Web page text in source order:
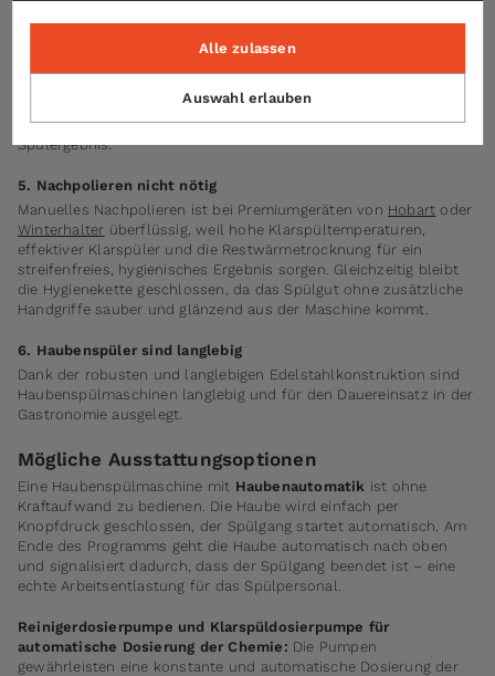
Sauberkeit und Hygiene. Unsere Durchschubspülmaschinen
erfüllen höchste Ansprüche an Wirtschaftlichkeit und
Spülergebnis.
5. Nachpolieren nicht nötig
Manuelles Nachpolieren ist bei Premiumgeräten von Hobart oder
Winterhalter überflüssig, weil hohe Klarspültemperaturen,
effektiver Klarspüler und die Restwärmetrocknung für ein
streifenfreies, hygienisches Ergebnis sorgen. Gleichzeitig bleibt
die Hygienekette geschlossen, da das Spülgut ohne zusätzliche
Handgriffe sauber und glänzend aus der Maschine kommt.
6. Haubenspüler sind langlebig
Dank der robusten und langlebigen Edelstahlkonstruktion sind
Haubenspülmaschinen langlebig und für den Dauereinsatz in der
Gastronomie ausgelegt.
Mögliche Ausstattungsoptionen
Eine Haubenspülmaschine mit Haubenautomatik ist ohne
Kraftaufwand zu bedienen. Die Haube wird einfach per
Knopfdruck geschlossen, der Spülgang startet automatisch. Am
Ende des Programms geht die Haube automatisch nach oben
und signalisiert dadurch, dass der Spülgang beendet ist – eine
echte Arbeitsentlastung für das Spülpersonal.
Reinigerdosierpumpe und Klarspüldosierpumpe für
automatische Dosierung der Chemie: Die Pumpen
gewährleisten eine konstante und automatische Dosierung der
Auswahl erlauben
Alle zulassen